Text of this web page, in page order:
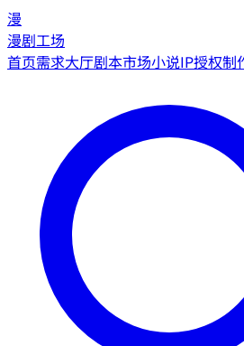
漫
漫剧工场
首页需求大厅剧本市场小说IP授权制